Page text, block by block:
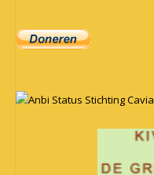
Anbi Status Stichting Cavia